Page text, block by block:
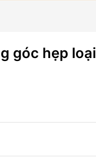
góc hẹp loại